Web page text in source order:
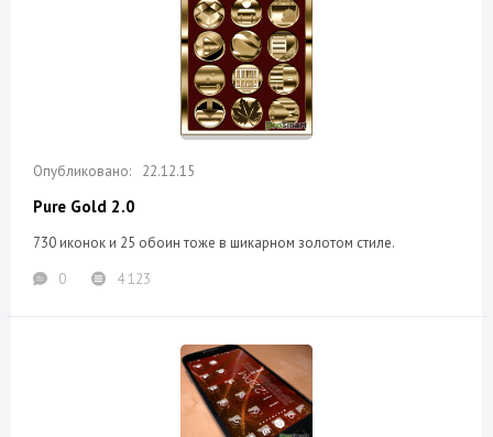
22.12.15
Pure Gold 2.0
730 иконок и 25 обоин тоже в шикарном золотом стиле.
0
4 123